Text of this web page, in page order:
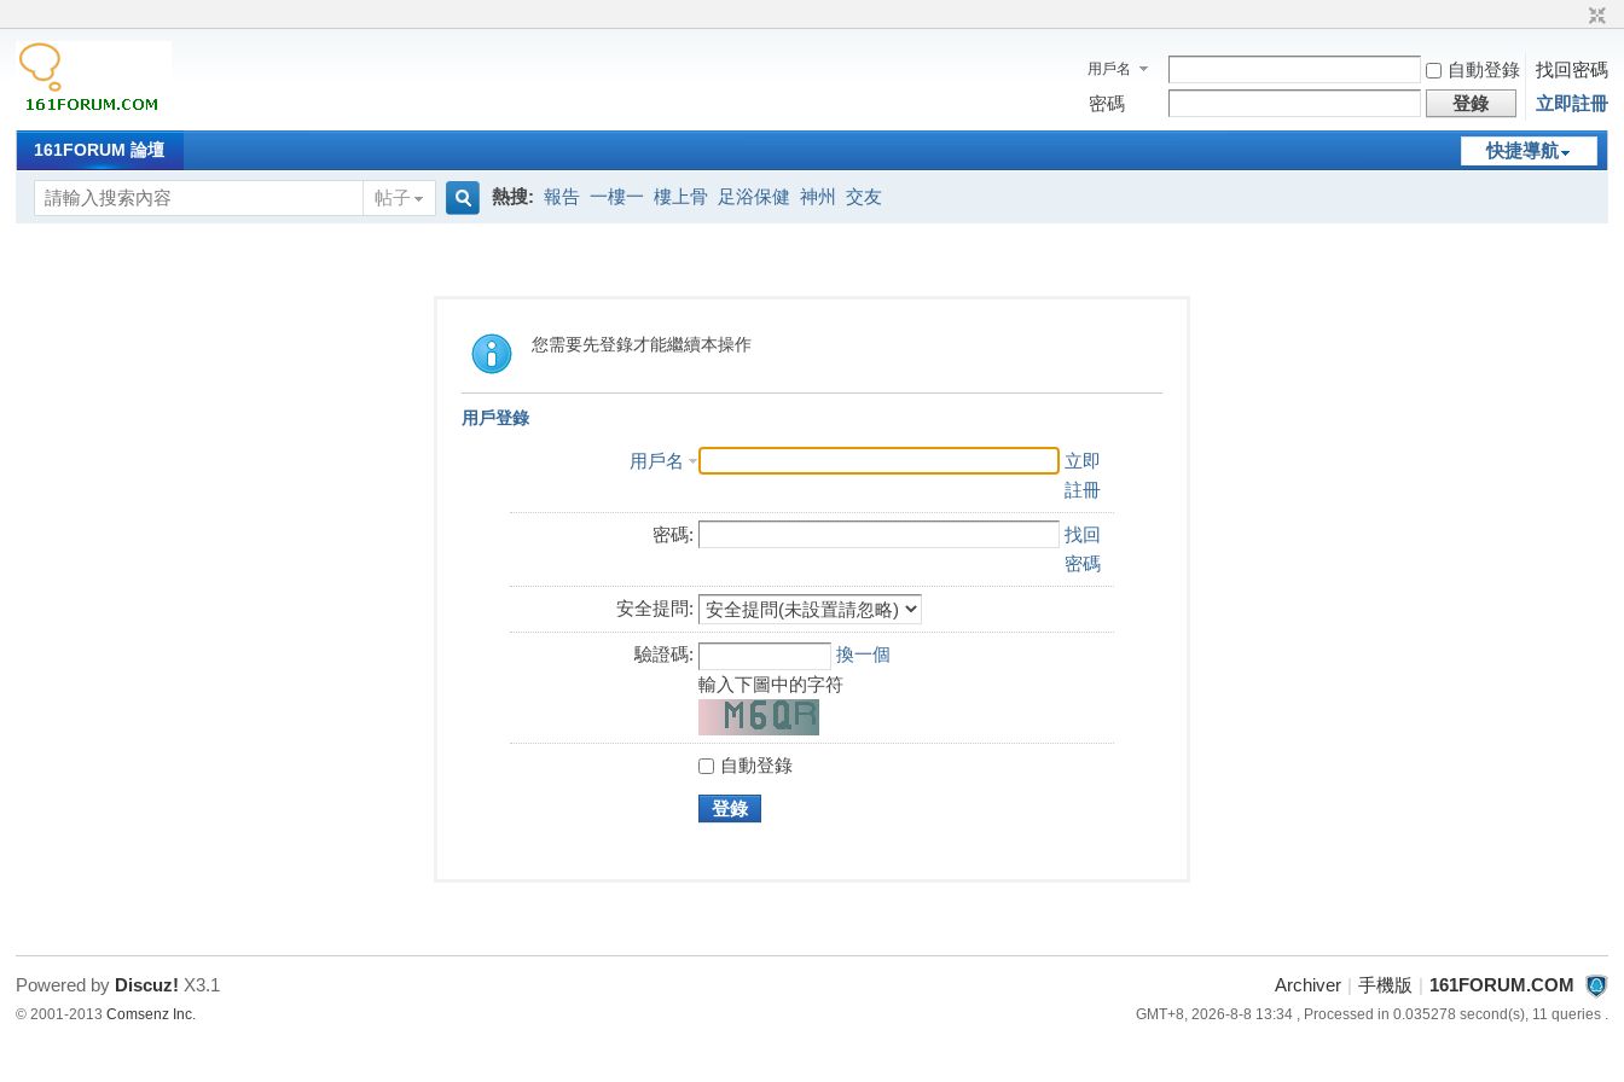
用戶名 自動登錄
找回密碼
密碼
登錄 立即註冊
快捷導航
161FORUM 論壇
帖子
熱搜: 報告 一樓一 樓上骨 足浴保健 神州 交友
您需要先登錄才能繼續本操作
用戶登錄
用戶名
立即
註冊
密碼:
找回
密碼
安全提問:
驗證碼:
換一個
輸入下圖中的字符
自動登錄
登錄
Archiver | 手機版 | 161FORUM.COM
GMT+8, 2026-8-8 13:34, Processed in 0.035278 second(s), 11 queries .
Powered by Discuz! X3.1
© 2001-2013Comsenz Inc.